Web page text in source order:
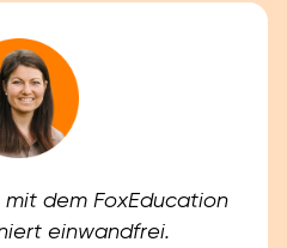
mit dem FoxEducation
einwandfrei.